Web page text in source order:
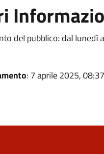
del pubblico: dal lunedì
: 7 aprile 2025, 08:37